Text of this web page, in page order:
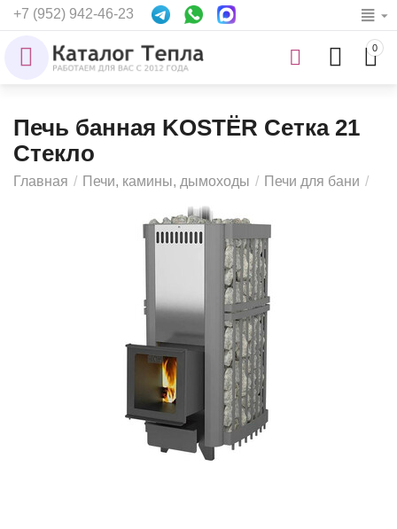
+7 (952) 942-46-23
0
Печь банная KOSTЁR Сетка 21
Стекло
Главная / Печи, камины, дымоходы / Печи для бани /